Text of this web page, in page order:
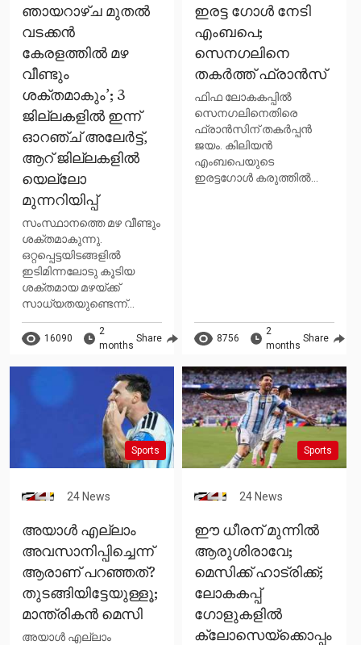
ഞായറാഴ്ച മുതൽ
വടക്കൻ
കേരളത്തിൽ മഴ
വീണ്ടും
ശക്തമാകും’; 3
ജില്ലകളിൽ ഇന്ന്
ഓറഞ്ച് അലേർട്ട്,
ആറ് ജില്ലകളിൽ
യെല്ലോ
മുന്നറിയിപ്പ്
സംസ്ഥാനത്തെ മഴ വീണ്ടും
ശക്തമാകുന്നു.
ഒറ്റപ്പെട്ടയിടങ്ങളിൽ
ഇടിമിന്നലോടു കൂടിയ
ശക്തമായ മഴയ്ക്ക്
സാധ്യതയുണ്ടെന്ന്...
16090
2
months
Share
ഇരട്ട ഗോള്‍ നേടി
എംബപെ;
സെനഗലിനെ
തകര്‍ത്ത് ഫ്രാന്‍സ്
ഫിഫ ലോകകപ്പില്‍
സെനഗലിനെതിരെ
ഫ്രാന്‍സിന് തകര്‍പ്പന്‍
ജയം. കിലിയന്‍
എംബപെയുടെ
ഇരട്ടഗോള്‍ കരുത്തില്‍...
8756
2
months
Share
Sports
24 News
അയാള്‍ എല്ലാം
അവസാനിപ്പിച്ചെന്ന്
ആരാണ് പറഞ്ഞത്?
തുടങ്ങിയിട്ടേയുള്ളൂ;
മാന്ത്രികന്‍ മെസി
അയാള്‍ എല്ലാം
Sports
24 News
ഈ ധീരന് മുന്നില്‍
ആരുശിരാവേ;
മെസിക്ക് ഹാട്രിക്ക്;
ലോകകപ്പ്
ഗോളുകളില്‍
ക്ലോസെയ്‌ക്കൊപ്പം